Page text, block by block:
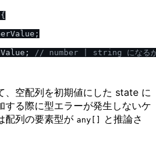
{
;
; // number | string になるが
、空配列を初期値にした state に
する際に型エラーが発生しないケ
配列の要素型が any[]
と推論さ